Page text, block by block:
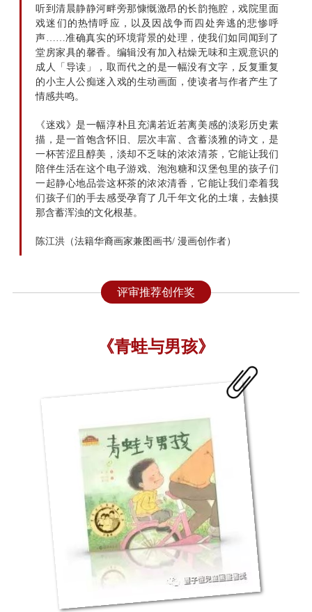
听到清晨静静河畔旁那慷慨激昂的长韵拖腔，戏院里面
戏迷们的热情呼应，以及因战争而四处奔逃的悲惨呼
声……准确真实的环境背景的处理，使我们如同闻到了
堂房家具的馨香。编辑没有加入枯燥无味和主观意识的
成人「导读」，取而代之的是一幅没有文字，反复重复
的小主人公痴迷入戏的生动画面，使读者与作者产生了
情感共鸣。
《迷戏》是一幅淳朴且充满若近若离美感的淡彩历史素
描，是一首饱含怀旧、层次丰富、含蓄淡雅的诗文，是
一杯苦涩且醇美，淡却不乏味的浓浓清茶，它能让我们
陪伴生活在这个电子游戏、泡泡糖和汉堡包里的孩子们
一起静心地品尝这杯茶的浓浓清香，它能让我们牵着我
们孩子们的手去感受孕育了几千年文化的土壤，去触摸
那含蓄浑浊的文化根基。
陈江洪（法籍华裔画家兼图画书/ 漫画创作者）
评审推荐创作奖
《青蛙与男孩》